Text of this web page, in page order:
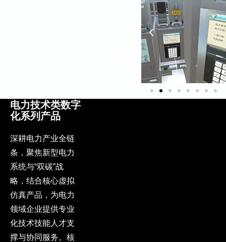
电力技术类数字
化系列产品
深耕电力产业全链
条，聚焦新型电力
系统与“双碳”战
略，结合核心虚拟
仿真产品，为电力
领域企业提供专业
化技术技能人才支
撑与协同服务。核